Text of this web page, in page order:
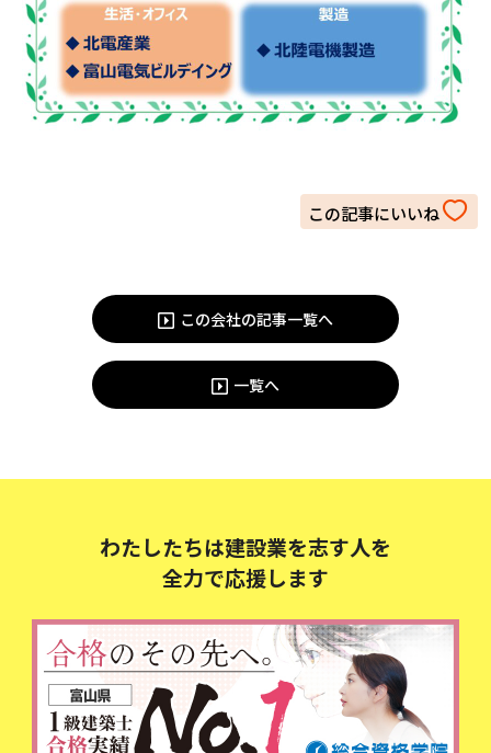
この会社の記事一覧へ
一覧へ
わたしたちは建設業を志す人を
全力で応援します